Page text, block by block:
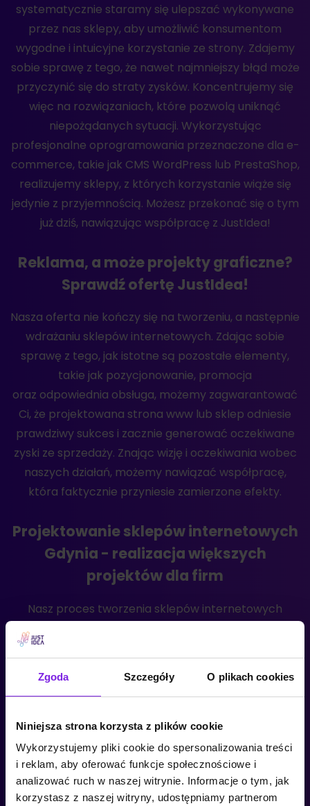
Zgoda Szczegóły O plikach cookies
Niniejsza strona korzysta z plików cookie
Wykorzystujemy pliki cookie do spersonalizowania treści
i reklam, aby oferować funkcje społecznościowe i
analizować ruch w naszej witrynie. Informacje o tym, jak
korzystasz z naszej witryny, udostępniamy partnerom
systematycznie staramy się ulepszać wykonywane
przez nas sklepy, aby umożliwić konsumentom
wygodne i intuicyjne korzystanie ze strony. Zdajemy
sobie sprawę z tego, że nawet najmniejszy błąd może
przyczynić się do straty zysków. Koncentrujemy się
więc na rozwiązaniach, które pozwolą uniknąć
niepożądanych sytuacji. Wykorzystując
profesjonalne oprogramowania przeznaczone dla e-
commerce, takie jak CMS WordPress lub PrestaShop,
realizujemy sklepy, z których korzystanie wiąże się
jedynie z przyjemnością. Możesz przekonać się o tym
już dziś, nawiązując współpracę z JustIdea!
Reklama, a może projekty graficzne?
Sprawdź ofertę JustIdea!
Nasza oferta nie kończy się na tworzeniu, a następnie
wdrażaniu sklepów internetowych. Zdając sobie
sprawę z tego, jak istotne są pozostałe elementy,
takie jak pozycjonowanie, promocja
oraz odpowiednia obsługa, możemy zagwarantować
Ci, że projektowana strona www lub sklep odniesie
prawdziwy sukces i zacznie generować oczekiwane
zyski ze sprzedaży. Znając wizję i oczekiwania wobec
naszych działań, możemy nawiązać współpracę,
która faktycznie przyniesie zamierzone efekty.
Projektowanie sklepów internetowych
Gdynia - realizacja większych
projektów dla firm
Nasz proces tworzenia sklepów internetowych
i oczekiwań. Orientując się, na tym, na czym
rozwiązania, które zapewnią użytkownikom
w nich najnowsze trendy i standardy, które
pozytywnie odbiją się na wizerunku
Twojego przedsiębiorstwa. Dzięki współpracy
z JustIdea, będziesz mógł w pełni sprostać
wymaganiom swoich klientów!